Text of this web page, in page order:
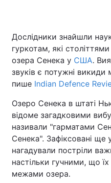
Дослідники знайшли
гуркотам, які
озера Сенека у США.
звуків є потужні
пише Indian Defence
Озеро Сенека в штаті
відоме загадковими
називали "гарматами
Сенека". Зафіксовані ще
нагадували постріли
настільки гучними, що
межами озера.